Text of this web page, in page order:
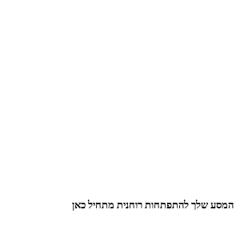
המסע שלך להתפתחות רוחנית מתחיל כאן